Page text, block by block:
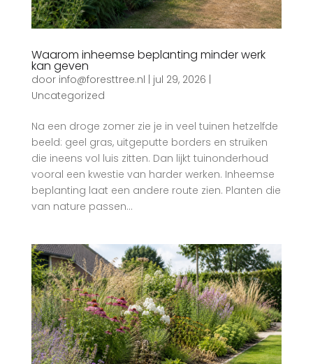
Waarom inheemse beplanting minder werk
kan geven
door info@foresttree.nl | jul 29, 2026 |
Uncategorized
Na een droge zomer zie je in veel tuinen hetzelfde
beeld: geel gras, uitgeputte borders en struiken
die ineens vol luis zitten. Dan lijkt tuinonderhoud
vooral een kwestie van harder werken. Inheemse
beplanting laat een andere route zien. Planten die
van nature passen...